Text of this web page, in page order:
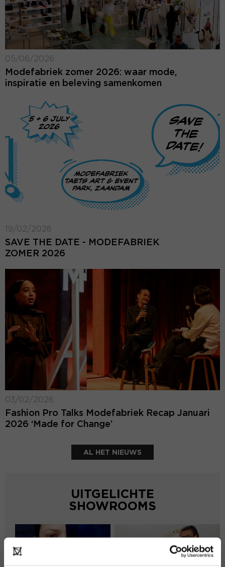
05/06/2026
Modefabriek zomer 2026: waar mode,
inspiratie en beleving samenkomen
19/02/2026
SAVE THE DATE - MODEFABRIEK
ZOMER 2026
03/02/2026
Fashion Pro Talks Modefabriek Recap Januari
2026 ‘Made for Change’
AL HET NIEUWS
UITGELICHTE
SHOWROOMS